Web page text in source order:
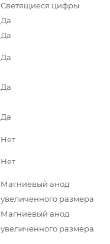
Светящиеся цифры
Да
Да
Да
Да
Да
Нет
Нет
Магниевый анод
увеличенного размера
Магниевый анод
увеличенного размера